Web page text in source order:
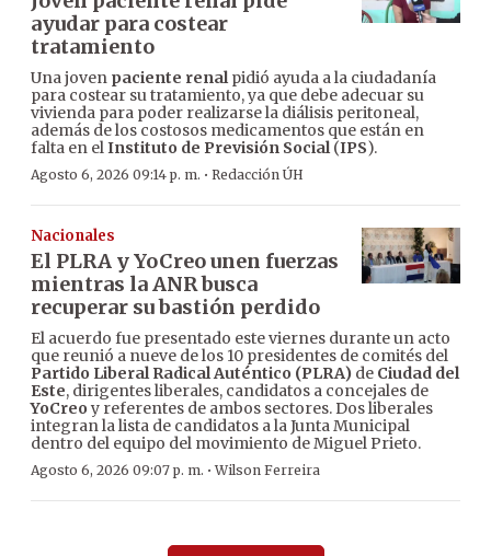
ayudar para costear
tratamiento
Una joven paciente renalpidió ayuda a la ciudadanía
para costear su tratamiento, ya que debe adecuar su
vivienda para poder realizarse la diálisis peritoneal,
además de los costosos medicamentos que están en
falta en elInstituto de Previsión Social(IPS).
Agosto 6, 2026 09:14 p. m. · Redacción ÚH
Nacionales
El PLRA y YoCreo unen fuerzas
mientras la ANR busca
recuperar su bastión perdido
El acuerdo fue presentado este viernes durante un acto
que reunió a nueve de los 10 presidentes de comités del
Partido Liberal Radical Auténtico (PLRA) de Ciudad del
Este, dirigentes liberales, candidatos a concejales de
YoCreo y referentes de ambos sectores. Dos liberales
integran la lista de candidatos a la Junta Municipal
dentro del equipo del movimiento de Miguel Prieto.
Agosto 6, 2026 09:07 p. m. ·Wilson Ferreira